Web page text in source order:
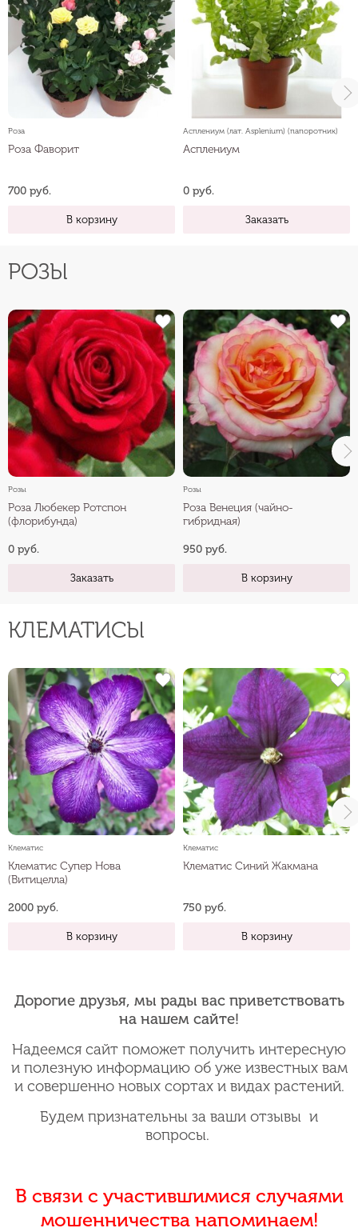
Роза
Роза Фаворит
700 руб.
В корзину
Асплениум (лат. Asplenium) (папоротник)
Асплениум
0 руб.
Заказать
РОЗЫ
Розы
Роза Любекер Ротспон
(флорибунда)
0 руб.
Заказать
Розы
Роза Венеция (чайно-
гибридная)
950 руб.
В корзину
КЛЕМАТИСЫ
Клематис
Клематис Супер Нова
(Витицелла)
2000 руб.
В корзину
Клематис
Клематис Синий Жакмана
750 руб.
В корзину
Дорогие друзья, мы рады вас приветствовать
на нашем сайте!
Надеемся сайт поможет получить интересную
и полезную информацию об уже известных вам
и совершенно новых сортах и видах растений.
Будем признательны за ваши отзывы и
вопросы.
В связи с участившимися случаями
мошенничества напоминаем!